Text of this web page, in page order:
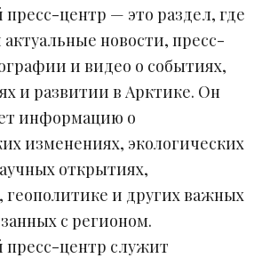
центр — это раздел, где
новости, пресс-
и видео о событиях,
и развитии в Арктике. Он
информацию о
изменениях, экологических
открытиях,
геополитике и других важных
с регионом.
пресс-центр служит